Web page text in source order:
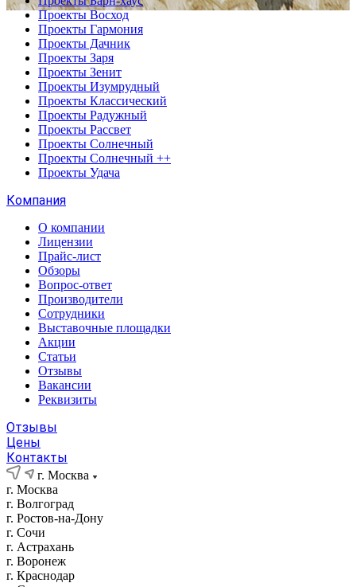
Проекты Восход
Проекты Гармония
Проекты Дачник
Проекты Заря
Проекты Зенит
Проекты Изумрудный
Проекты Классический
Проекты Радужный
Проекты Рассвет
Проекты Солнечный
Проекты Солнечный ++
Проекты Удача
Компания
О компании
Лицензии
Прайс-лист
Обзоры
Вопрос-ответ
Производители
Сотрудники
Выставочные площадки
Акции
Статьи
Отзывы
Вакансии
Реквизиты
Отзывы
Цены
Контакты
г. Москва
г. Москва
г. Волгоград
г. Ростов-на-Дону
г. Сочи
г. Астрахань
г. Воронеж
г. Краснодар